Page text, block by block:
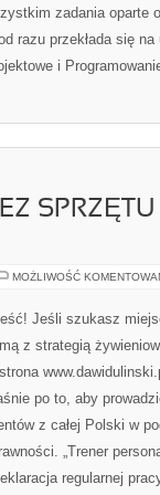
zadania oparte
razu przekłada się
i
MOŻLIWOŚĆ
Jeśli szukasz
z strategią
po to, aby
z całej Polski w
„Trener
regularnej